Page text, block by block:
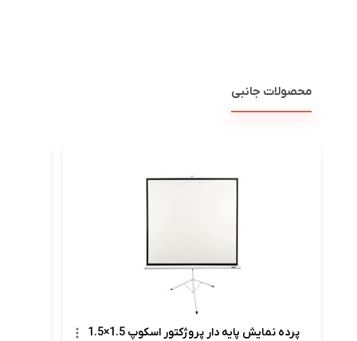
محصولات جانبی
پرده نمایش پایه دار پروژکتور اسکوپ 1.5×1.5